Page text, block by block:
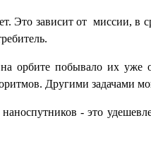
Это зависит от миссии,
орбите побывало их уже
Другими задачами
- это